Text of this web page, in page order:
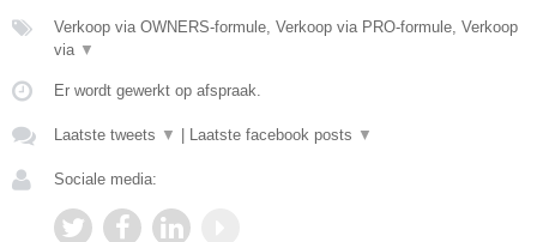
Verkoop via OWNERS-formule, Verkoop via PRO-formule, Verkoop
via ▼
Er wordt gewerkt op afspraak.
Laatste tweets ▼ Laatste facebook posts ▼
Sociale media: